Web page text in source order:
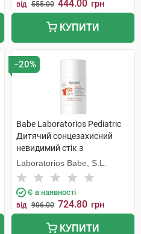
від 555.00 444.00 грн
КУПИТИ
−20%
Babe Laboratorios Pediatric
Дитячий сонцезахисний
невидимий стік з
пантенолом і пребіотиком
SPF50 30 г 1 стік
Laboratorios Babe, S.L.
Є в наявності
від 906.00 724.80 грн
КУПИТИ